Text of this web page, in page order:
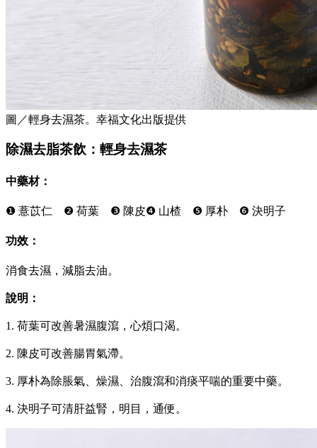
圖／輕身去濕茶。幸福文化出版提供
除濕去脂茶飲：輕身去濕茶
中藥材：
❶ 薏苡仁 ❷ 荷葉 ❸ 陳皮❹ 山楂 ❺ 厚朴 ❻ 決明子
功效：
消食去濕，減脂去油。
說明：
1. 荷葉可改善暑濕腹瀉，心煩口渴。
2. 陳皮可改善腸胃氣滯。
3. 厚朴為除脹氣、燥濕、治腹瀉和消痰平喘的重要中藥。
4. 決明子可清肝益腎，明目，通便。